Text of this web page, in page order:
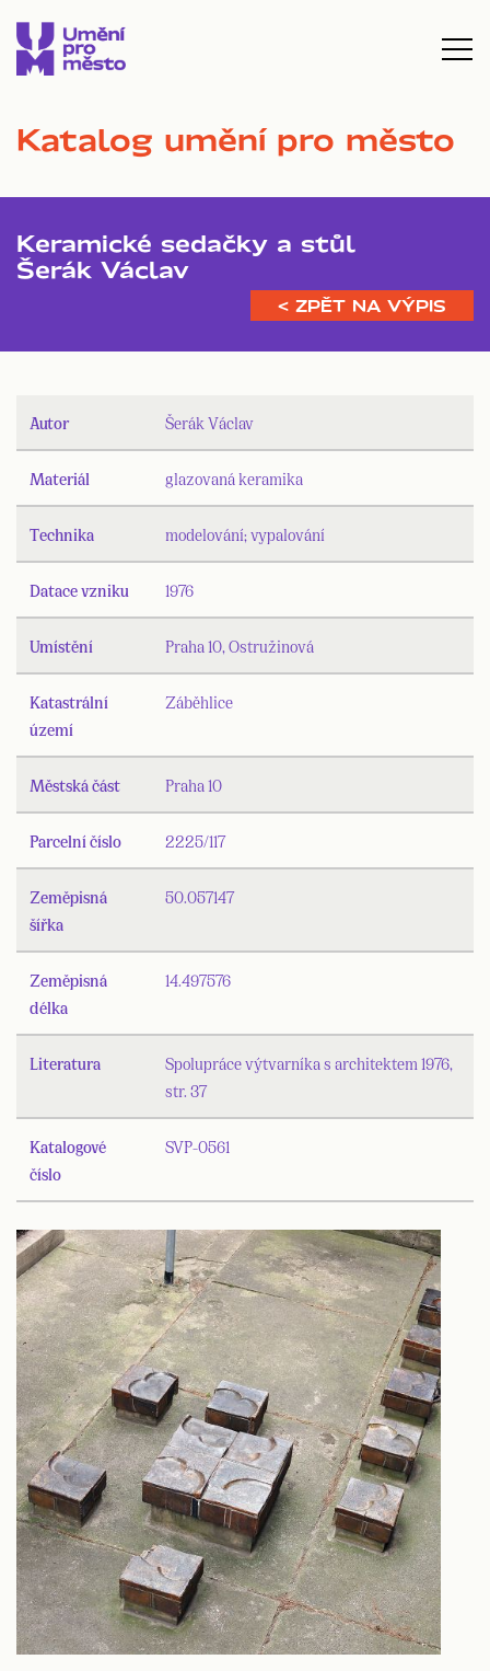
Katalog umění pro město
Keramické sedačky a stůl
Šerák Václav
< ZPĚT NA VÝPIS
Autor Šerák Václav
Materiál glazovaná keramika
Technika modelování; vypalování
Datace vzniku 1976
Umístění Praha 10, Ostružinová
Katastrální
území
Záběhlice
Městská část Praha 10
Parcelní číslo 2225/117
Zeměpisná
šířka
50.057147
Zeměpisná
délka
14.497576
Literatura
Spolupráce výtvarníka s architektem 1976,
str. 37
Katalogové
číslo
SVP-0561